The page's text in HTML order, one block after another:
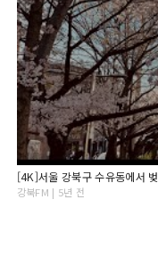
강북FM | 5년 전